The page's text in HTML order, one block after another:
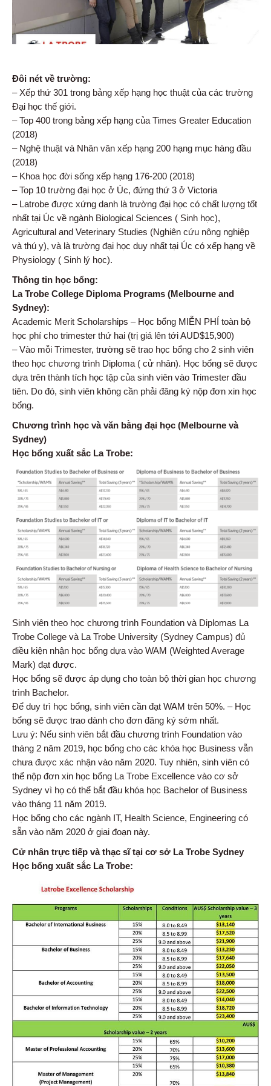
Đôi nét về trường:
– Xếp thứ 301 trong bảng xếp hạng học thuật của các trường
Đại học thế giới.
– Top 400 trong bảng xếp hạng của Times Greater Education
(2018)
– Nghệ thuật và Nhân văn xếp hạng 200 hạng mục hàng đầu
(2018)
– Khoa học đời sống xếp hạng 176-200 (2018)
– Top 10 trường đại học ở Úc, đứng thứ 3 ở Victoria
– Latrobe được xứng danh là trường đại học có chất lượng tốt
nhất tại Úc về ngành Biological Sciences ( Sinh học),
Agricultural and Veterinary Studies (Nghiên cứu nông nghiệp
và thú y), và là trường đại học duy nhất tại Úc có xếp hạng về
Physiology ( Sinh lý học).
Thông tin học bổng:
La Trobe College Diploma Programs (Melbourne and
Sydney):
Academic Merit Scholarships – Học bổng MIỄN PHÍ toàn bộ
học phí cho trimester thứ hai (trị giá lên tới AUD$15,900)
– Vào mỗi Trimester, trường sẽ trao học bổng cho 2 sinh viên
theo học chương trình Diploma ( cử nhân). Học bổng sẽ được
dựa trên thành tích học tập của sinh viên vào Trimester đầu
tiên. Do đó, sinh viên không cần phải đăng ký nộp đơn xin học
bổng.
Chương trình học và văn bằng đại học (Melbourne và
Sydney)
Học bổng xuất sắc La Trobe:
Sinh viên theo học chương trình Foundation và Diplomas La
Trobe College và La Trobe University (Sydney Campus) đủ
điều kiện nhận học bổng dựa vào WAM (Weighted Average
Mark) đạt được.
Học bổng sẽ được áp dụng cho toàn bộ thời gian học chương
trình Bachelor.
Để duy trì học bổng, sinh viên cần đạt WAM trên 50%. – Học
bổng sẽ được trao dành cho đơn đăng ký sớm nhất.
Lưu ý: Nếu sinh viên bắt đầu chương trình Foundation vào
tháng 2 năm 2019, học bổng cho các khóa học Business vẫn
chưa được xác nhận vào năm 2020. Tuy nhiên, sinh viên có
thể nộp đơn xin học bổng La Trobe Excellence vào cơ sở
Sydney vì họ có thể bắt đầu khóa học Bachelor of Business
vào tháng 11 năm 2019.
Học bổng cho các ngành IT, Health Science, Engineering có
sẵn vào năm 2020 ở giai đoạn này.
Cử nhân trực tiếp và thạc sĩ tại cơ sở La Trobe Sydney
Học bổng xuất sắc La Trobe: